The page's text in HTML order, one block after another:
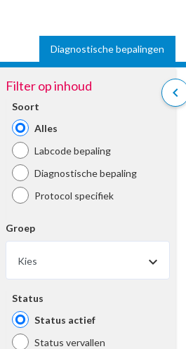
Diagnostische bepalingen
chevron_left
Filter op inhoud
Soort
Alles
Labcode bepaling
Diagnostische bepaling
Protocol specifiek
Groep
Kies
Status
Status actief
Status vervallen